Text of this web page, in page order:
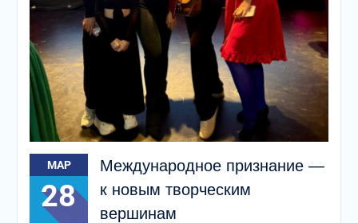
МАР
28
Международное признание —
к новым творческим
вершинам